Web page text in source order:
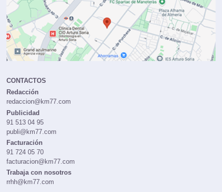
CONTACTOS
Redacción
redaccion@km77.com
Publicidad
91 513 04 95
publi@km77.com
Facturación
91 724 05 70
facturacion@km77.com
Trabaja con nosotros
rrhh@km77.com